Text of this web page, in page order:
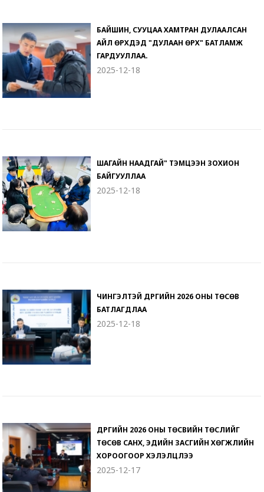
БАЙШИН, СУУЦАА ХАМТРАН ДУЛААЛСАН
АЙЛ ӨРХҮҮДЭД "ДУЛААН ӨРХ" БАТЛАМЖ
ГАРДУУЛЛАА.
2025-12-18
ШАГАЙН НААДГАЙ" ТЭМЦЭЭН ЗОХИОН
БАЙГУУЛЛАА
2025-12-18
ЧИНГЭЛТЭЙ ДҮҮРГИЙН 2026 ОНЫ ТӨСӨВ
БАТЛАГДЛАА
2025-12-18
ДҮҮРГИЙН 2026 ОНЫ ТӨСВИЙН ТӨСЛИЙГ
ТӨСӨВ САНХҮҮ, ЭДИЙН ЗАСГИЙН ХӨГЖЛИЙН
ХОРООГООР ХЭЛЭЛЦЛЭЭ
2025-12-17